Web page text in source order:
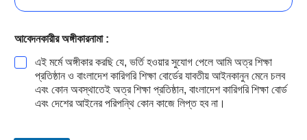
আবেদনকারীর অঙ্গীকারনামা :
এই মর্মে অঙ্গীকার করছি যে, ভর্তি হওয়ার সুযোগ পেলে আমি অত্র শিক্ষা
প্রতিষ্ঠান ও বাংলাদেশ কারিগরি শিক্ষা বোর্ডের যাবতীয় আইনকানুন মেনে চলব
এবং কোন অবস্থাতেই অত্র শিক্ষা প্রতিষ্ঠান, বাংলাদেশ কারিগরি শিক্ষা বোর্ড
এবং দেশের আইনের পরিপন্থি কোন কাজে লিপ্ত হব না।